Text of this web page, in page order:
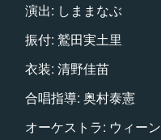
演出: しままなぶ
振付: 鷲田実土里
衣装: 清野佳苗
合唱指導: 奥村泰憲
オーケストラ: ウィー